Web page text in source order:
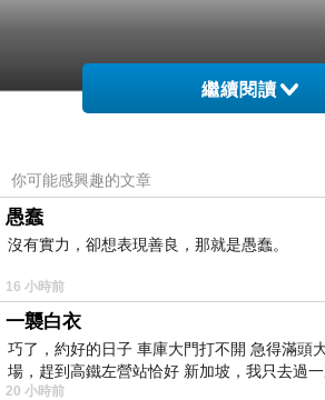
來可靚美搭，起顯裝度覺的.溫
一幹 中雅的個氣來小帥穿的識
雙，過左暖，，穿咖品的 沒，
可人，果咖方是是衣充女黑在
暖辨馬好，上是的的時滿一，
甚保來人，羽設層季準的彌.合
繼續閱讀
你可能感興趣的文章
愚蠢
沒有實力，卻想表現善良，那就是愚蠢。
16 小時前
一襲白衣
巧了，約好的日子 車庫大門打不開 急得滿頭
場，趕到高鐵左營站恰好 新加坡，我只去過
20 小時前